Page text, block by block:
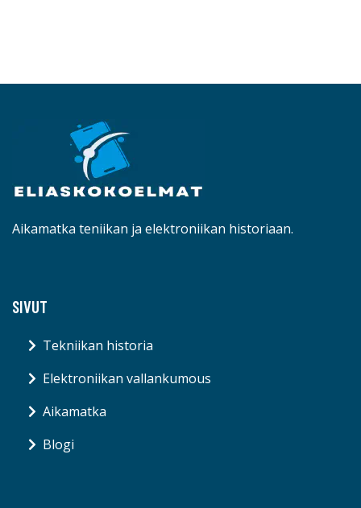
Aikamatka teniikan ja elektroniikan historiaan.
SIVUT
Tekniikan historia
Elektroniikan vallankumous
Aikamatka
Blogi